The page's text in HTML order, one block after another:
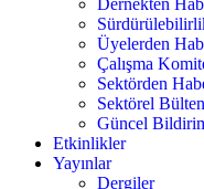
Dernekten
Üyelerden
Çalışma
Sektörden
Sektörel
Güncel
Etkinlikler
Yayınlar
Dergiler